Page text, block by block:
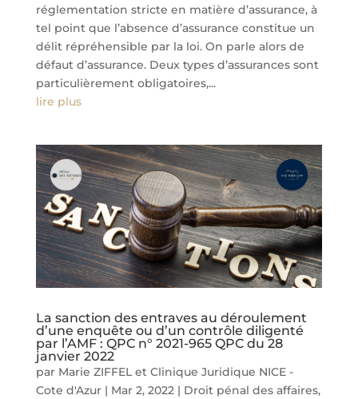
réglementation stricte en matière d’assurance, à
tel point que l’absence d’assurance constitue un
délit répréhensible par la loi. On parle alors de
défaut d’assurance. Deux types d’assurances sont
particulièrement obligatoires,...
lire plus
La sanction des entraves au déroulement
d’une enquête ou d’un contrôle diligenté
par l’AMF : QPC n° 2021-965 QPC du 28
janvier 2022
par Marie ZIFFELet Clinique Juridique NICE -
Cote d'Azur| Mar 2, 2022| Droit pénal des affaires,